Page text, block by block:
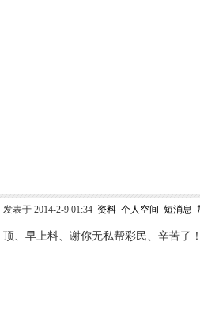
发表于 2014-2-9 01:34 资料 个人空间 短消息
顶、早上料、谢你无私帮彩民、辛苦了